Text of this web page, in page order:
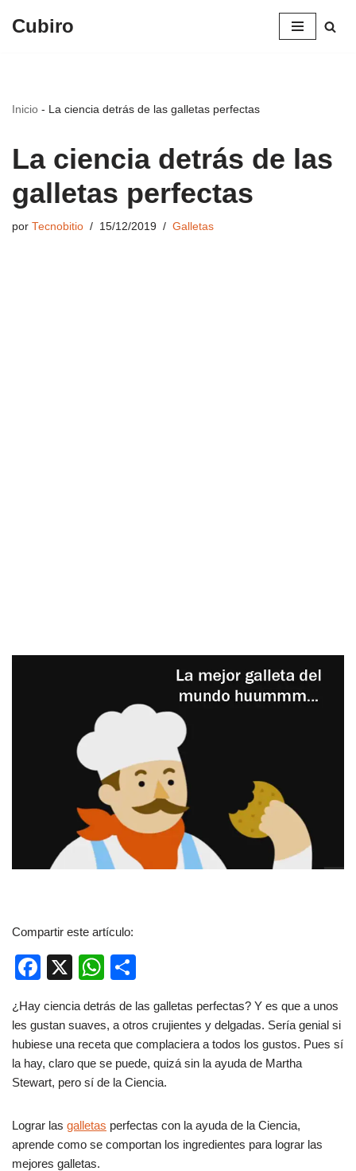
Cubiro
Inicio - La ciencia detrás de las galletas perfectas
La ciencia detrás de las
galletas perfectas
por Tecnobitio 15/12/2019 Galletas
Compartir este artículo:
F
c
e
b
o
o
k
X
W
at
s
A
p
p
m
p
ar
tir
¿Hay ciencia detrás de las galletas perfectas? Y es que a unos
les gustan suaves, a otros crujientes y delgadas. Sería genial si
hubiese una receta que complaciera a todos los gustos. Pues sí
la hay, claro que se puede, quizá sin la ayuda de Martha
Stewart, pero sí de la Ciencia.
Lograr las galletas perfectas con la ayuda de la Ciencia,
aprende como se comportan los ingredientes para lograr las
mejores galletas.